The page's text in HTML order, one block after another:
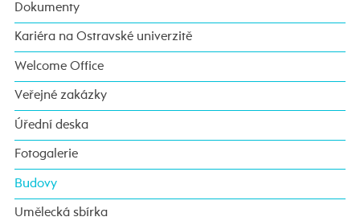
Dokumenty
Kariéra na Ostravské univerzitě
Welcome Office
Veřejné zakázky
Úřední deska
Fotogalerie
Budovy
Umělecká sbírka